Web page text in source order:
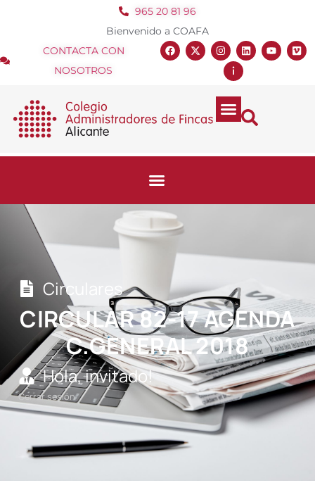
965 20 81 96
Bienvenido a COAFA
CONTACTA CON
NOSOTROS
Circulares
CIRCULAR 82-17 AGENDA
C.GENERAL 2018
Hola, invitado!
Cerrar sesión